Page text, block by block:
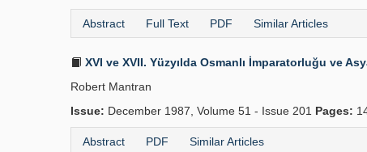
Abstract Full Text PDF Similar Articles
XVI ve XVII. Yüzyılda Osmanlı İmparatorluğu ve
Robert Mantran
Issue: December 1987, Volume 51 - Issue 201 Pages:
Abstract PDF Similar Articles